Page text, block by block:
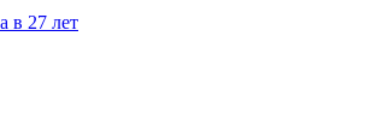
в 27 лет